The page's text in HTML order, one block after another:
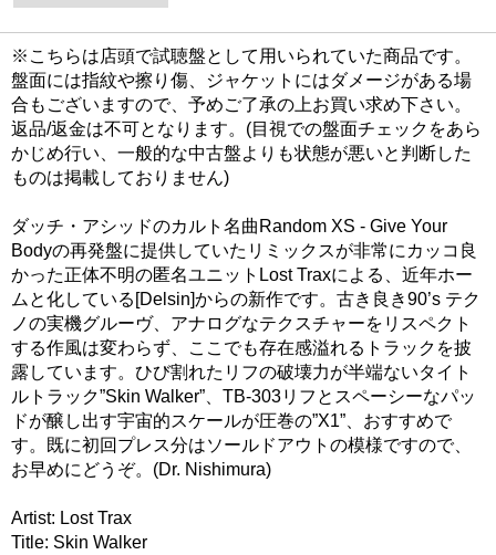
※こちらは店頭で試聴盤として用いられていた商品です。
盤面には指紋や擦り傷、ジャケットにはダメージがある場
合もございますので、予めご了承の上お買い求め下さい。
返品/返金は不可となります。(目視での盤面チェックをあら
かじめ行い、一般的な中古盤よりも状態が悪いと判断した
ものは掲載しておりません)
ダッチ・アシッドのカルト名曲Random XS - Give Your
Bodyの再発盤に提供していたリミックスが非常にカッコ良
かった正体不明の匿名ユニットLost Traxによる、近年ホー
ムと化している[Delsin]からの新作です。古き良き90’s テク
ノの実機グルーヴ、アナログなテクスチャーをリスペクト
する作風は変わらず、ここでも存在感溢れるトラックを披
露しています。ひび割れたリフの破壊力が半端ないタイト
ルトラック”Skin Walker”、TB-303リフとスペーシーなパッ
ドが醸し出す宇宙的スケールが圧巻の”X1”、おすすめで
す。既に初回プレス分はソールドアウトの模様ですので、
お早めにどうぞ。(Dr. Nishimura)
Artist: Lost Trax
Title: Skin Walker